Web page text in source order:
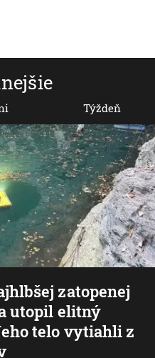
zatopenej
utopil elitný
telo vytiahli z
Týždeň